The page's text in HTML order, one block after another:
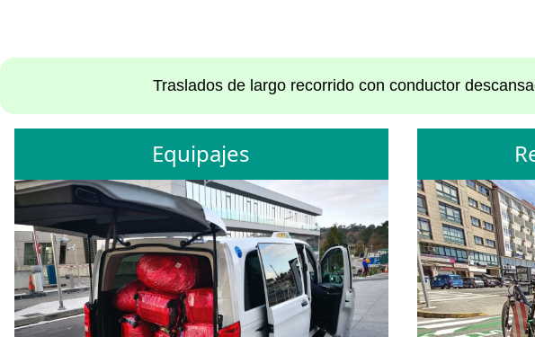
Traslados de largo recorrido con conductor
Equipajes